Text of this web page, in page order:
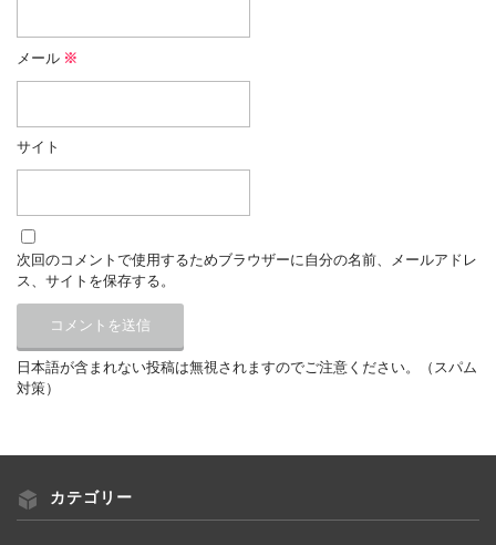
メール ※
サイト
次回のコメントで使用するためブラウザーに自分の名前、メールアドレ
ス、サイトを保存する。
日本語が含まれない投稿は無視されますのでご注意ください。（スパム
対策）
カテゴリー